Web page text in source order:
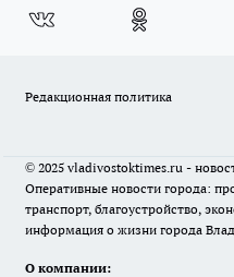
Редакционная политика
© 2025 vladivostoktimes.ru -
Оперативные новости города:
транспорт, благоустройство,
информация о жизни города
О компании: